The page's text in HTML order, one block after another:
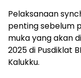
Pelaksanaan
penting sebelum
muka yang akan
2025 di Pusdiklat
Kalukku.